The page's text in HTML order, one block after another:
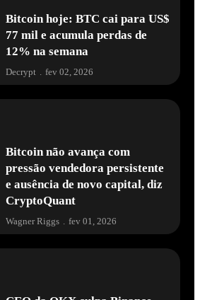
Bitcoin hoje: BTC cai para US$
77 mil e acumula perdas de
12% na semana
Decrypt . fev 02, 2026
Bitcoin não avança com
pressão vendedora persistente
e ausência de novo capital, diz
CryptoQuant
Wagner Riggs . fev 01, 2026